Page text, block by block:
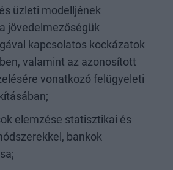
üzleti modelljének
jövedelmezőségük
kapcsolatos kockázatok
valamint az azonosított
vonatkozó felügyeleti
elemzése statisztikai és
bankok